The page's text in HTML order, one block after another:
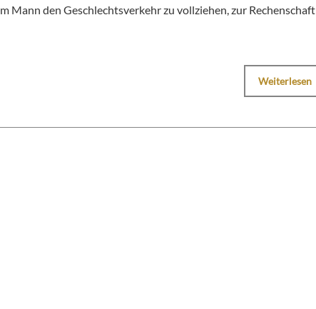
Mann den Geschlechtsverkehr zu vollziehen, zur Rechenschaft
Weiterlesen